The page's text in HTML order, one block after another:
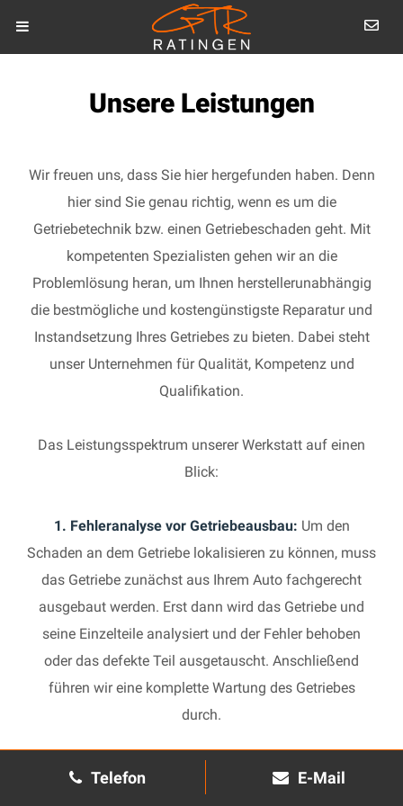
Telefon E-Mail
Unsere Leistungen
Wir freuen uns, dass Sie hier hergefunden haben. Denn
hier sind Sie genau richtig, wenn es um die
Getriebetechnik bzw. einen Getriebeschaden geht. Mit
kompetenten Spezialisten gehen wir an die
Problemlösung heran, um Ihnen herstellerunabhängig
die bestmögliche und kostengünstigste Reparatur und
Instandsetzung Ihres Getriebes zu bieten. Dabei steht
unser Unternehmen für Qualität, Kompetenz und
Qualifikation.
Das Leistungsspektrum unserer Werkstatt auf einen
Blick:
1. Fehleranalyse vor Getriebeausbau: Um den
Schaden an dem Getriebe lokalisieren zu können, muss
das Getriebe zunächst aus Ihrem Auto fachgerecht
ausgebaut werden. Erst dann wird das Getriebe und
seine Einzelteile analysiert und der Fehler behoben
oder das defekte Teil ausgetauscht. Anschließend
führen wir eine komplette Wartung des Getriebes
durch.
2. Manuelles Getriebe:
Die Reparatur eines komplexen
Schaltgetriebes ist äußerst aufwendig und benötigt